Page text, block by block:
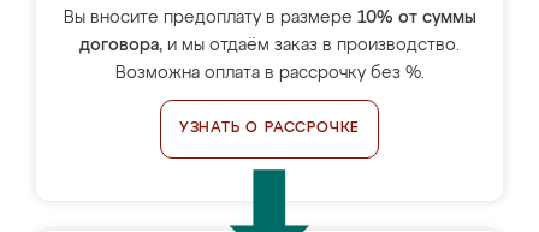
Вы вносите предоплату в размере 10% от суммы
договора, и мы отдаём заказ в производство.
Возможна оплата в рассрочку без %.
УЗНАТЬ О РАССРОЧКЕ